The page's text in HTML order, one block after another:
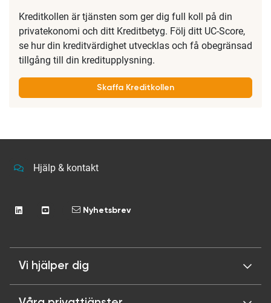
Kreditkollen är tjänsten som ger dig full koll på din
privatekonomi och ditt Kreditbetyg. Följ ditt UC-Score,
se hur din kreditvärdighet utvecklas och få obegränsad
tillgång till din kreditupplysning.
Skaffa Kreditkollen
Hjälp & kontakt
Nyhetsbrev
Vi hjälper dig